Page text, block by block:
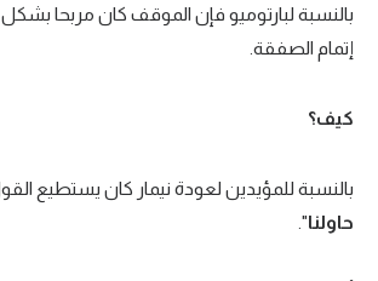
بالنسبة لبارتوميو فإن الموقف كان مربحا
إتمام الصفقة.
كيف؟
بالنسبة للمؤيدين لعودة نيمار كان يستطيع
حاولنا".